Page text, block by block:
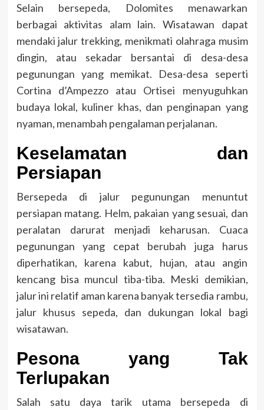
Selain bersepeda, Dolomites menawarkan
berbagai aktivitas alam lain. Wisatawan dapat
mendaki jalur trekking, menikmati olahraga musim
dingin, atau sekadar bersantai di desa-desa
pegunungan yang memikat. Desa-desa seperti
Cortina d’Ampezzo atau Ortisei menyuguhkan
budaya lokal, kuliner khas, dan penginapan yang
nyaman, menambah pengalaman perjalanan.
Keselamatan dan
Persiapan
Bersepeda di jalur pegunungan menuntut
persiapan matang. Helm, pakaian yang sesuai, dan
peralatan darurat menjadi keharusan. Cuaca
pegunungan yang cepat berubah juga harus
diperhatikan, karena kabut, hujan, atau angin
kencang bisa muncul tiba-tiba. Meski demikian,
jalur ini relatif aman karena banyak tersedia rambu,
jalur khusus sepeda, dan dukungan lokal bagi
wisatawan.
Pesona yang Tak
Terlupakan
Salah satu daya tarik utama bersepeda di